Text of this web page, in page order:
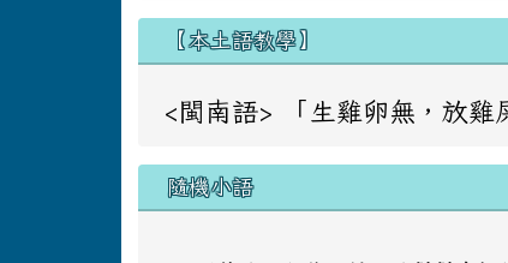
【本土語教學】
<閩南語> 「生雞卵無，放
隨機小語